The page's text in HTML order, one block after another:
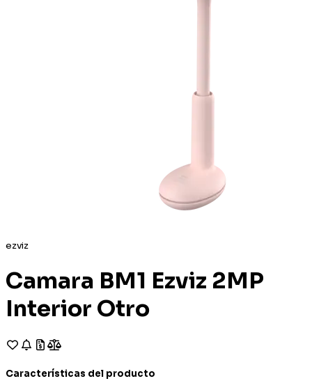
ezviz
Camara BM1 Ezviz 2MP
Interior Otro
Características del producto